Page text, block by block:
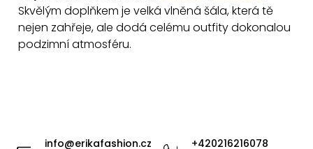
p
r
p
á
n
Skvělým doplňkem je velká vlněná šála, která tě
nejen zahřeje, ale dodá celému outfity dokonalou
podzimní atmosféru.
info@erikafashion.cz
+420216216078